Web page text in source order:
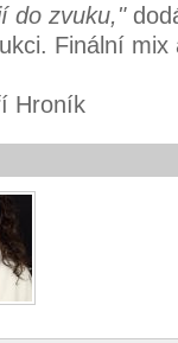
do zvuku,"
Finální mix
Hroník